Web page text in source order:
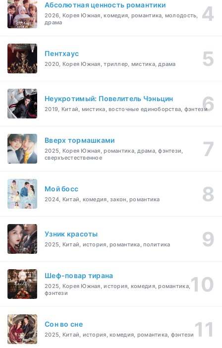
Абсолютная ценность романтики
2026, Корея Южная, комедия, романтика, молодость,
драма
Пентхаус
2020, Корея Южная, триллер, мистика, драма
Неукротимый: Повелитель Чэньцин
2019, Китай, мистика, восточные единоборства, фэнтези
Вверх тормашками
2025, Корея Южная, романтика, драма, фэнтези,
сверхъестественное
Мой босс
2024, Китай, комедия, закон, романтика
Узник красоты
2025, Китай, история, романтика, политика
Шеф-повар тирана
2025, Корея Южная, история, комедия, романтика,
фэнтези
Cон во сне
2025, Китай, история, комедия, романтика, фэнтези